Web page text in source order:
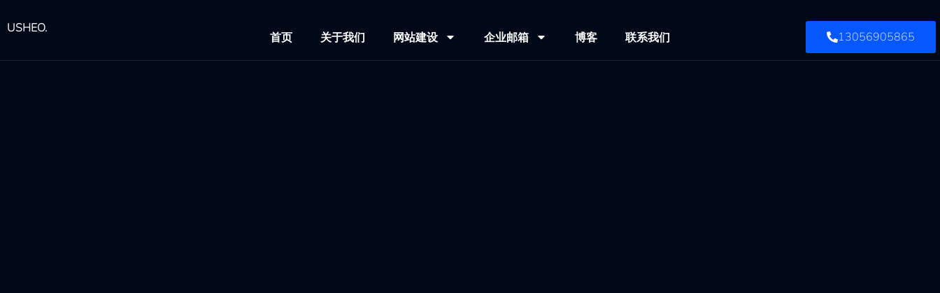
至
容
USHEO.
首页 关于我们 网站建设 企业邮箱 博客 联系我们 13056905865